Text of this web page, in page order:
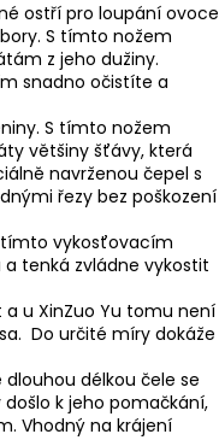
ostří pro loupání ovoce
S tímto nožem
z jeho dužiny.
snadno očistíte a
S tímto nožem
většiny šťávy, která
navrženou čepel s
řezy bez poškození
tímto vykosťovacím
tenká zvládne vykostit
a u XinZuo Yu tomu není
Do určité míry dokáže
délkou čele se
k jeho pomačkání,
Vhodný na krájení